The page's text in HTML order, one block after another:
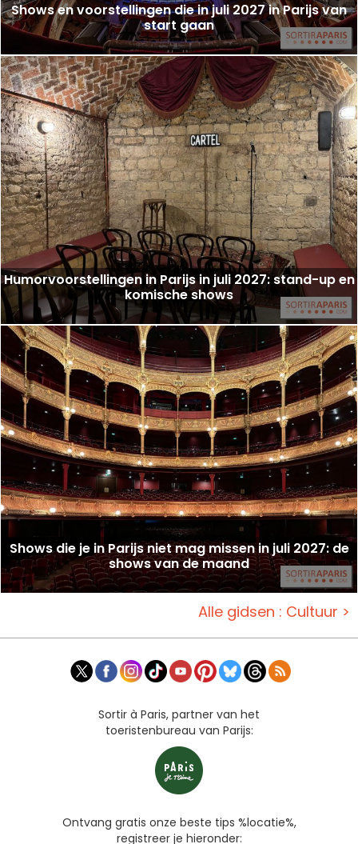
Shows en voorstellingen die in juli 2027 in Parijs van
start gaan
Humorvoorstellingen in Parijs in juli 2027: stand-up en
komische shows
Shows die je in Parijs niet mag missen in juli 2027: de
shows van de maand
Alle gidsen : Cultuur >
Sortir à Paris, partner van het
toeristenbureau van Parijs:
Ontvang gratis onze beste tips %locatie%,
registreer je hieronder: